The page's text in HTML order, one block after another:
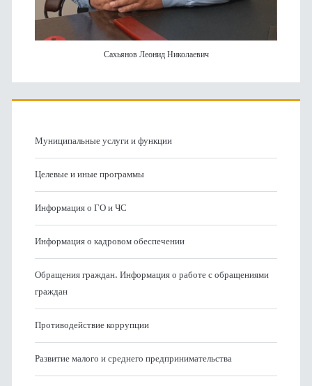
Сахьянов Леонид Николаевич
Муниципальные услуги и функции
Целевые и иные программы
Информация о ГО и ЧС
Информация о кадровом обеспечении
Обращения граждан. Информация о работе с обращениями
граждан
Противодействие коррупции
Развитие малого и среднего предпринимательства